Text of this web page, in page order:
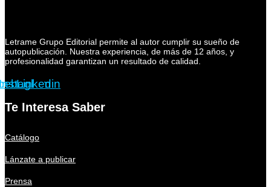
Letrame Grupo Editorial permite al autor cumplir su sueño de
autopublicación. Nuestra experiencia, de más de 12 años, y
profesionalidad garantizan un resultado de calidad.
Linkedin
Te Interesa Saber
Catálogo
Lánzate a publicar
Prensa